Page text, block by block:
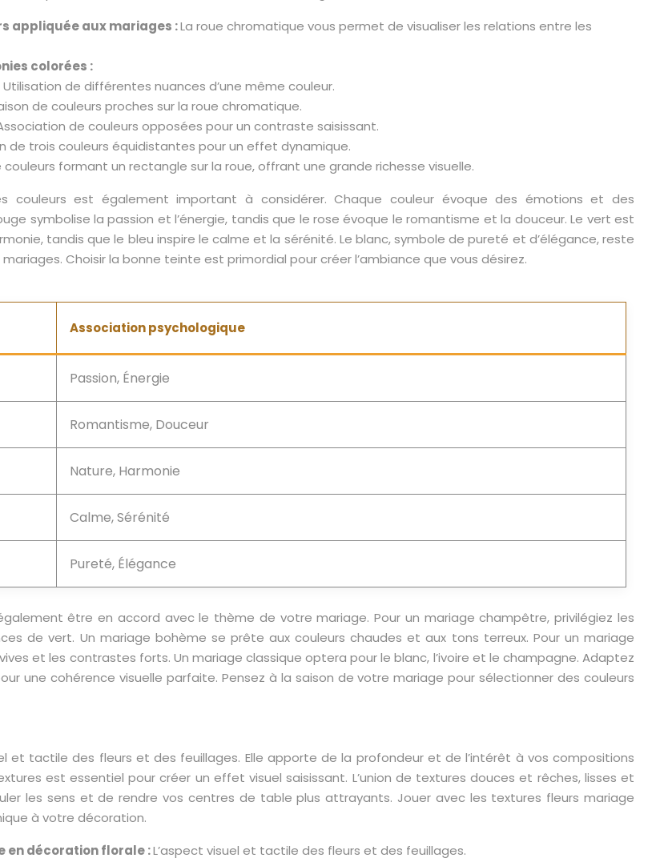
appliquée aux mariages :La roue chromatique vous permet de visualiser les relations entre les
colorées :
de différentes nuances d’une même couleur.
de couleurs proches sur la roue chromatique.
de couleurs opposées pour un contraste saisissant.
de trois couleurs équidistantes pour un effet dynamique.
formant un rectangle sur la roue, offrant une grande richesse visuelle.
couleurs est également important à considérer. Chaque couleur évoque des émotions et des
symbolise la passion et l’énergie, tandis que le rose évoque le romantisme et la douceur. Le vert est
tandis que le bleu inspire le calme et la sérénité. Le blanc, symbole de pureté et d’élégance, reste
Choisir la bonne teinte est primordial pour créer l’ambiance que vous désirez.
Association psychologique
Passion, Énergie
Romantisme, Douceur
Nature, Harmonie
Calme, Sérénité
Pureté, Élégance
être en accord avec le thème de votre mariage. Pour un mariage champêtre, privilégiez les
de vert. Un mariage bohème se prête aux couleurs chaudes et aux tons terreux. Pour un mariage
et les contrastes forts. Un mariage classique optera pour le blanc, l’ivoire et le champagne. Adaptez
une cohérence visuelle parfaite. Pensez à la saison de votre mariage pour sélectionner des couleurs
et tactile des fleurs et des feuillages. Elle apporte de la profondeur et de l’intérêt à vos compositions
est essentiel pour créer un effet visuel saisissant. L’union de textures douces et rêches, lisses et
les sens et de rendre vos centres de table plus attrayants. Jouer avec les textures fleurs mariage
à votre décoration.
en décoration florale :L’aspect visuel et tactile des fleurs et des feuillages.